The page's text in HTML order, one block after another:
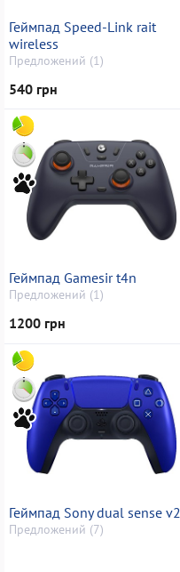
Геймпад Speed-Link rait
wireless
Предложений (1)
540 грн
Геймпад Gamesir t4n
Предложений (1)
1200 грн
Геймпад Sony dual sense v2
Предложений (7)